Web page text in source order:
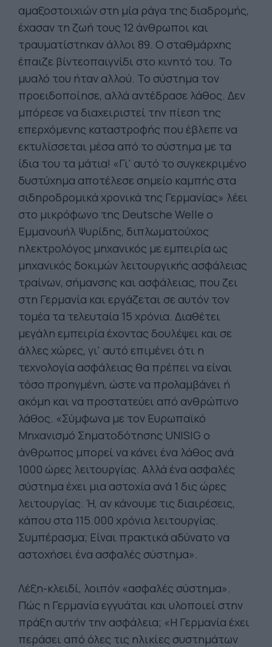
αμαξοστοιχιών στη μία ράγα της διαδρομής,
έχασαν τη ζωή τους 12 άνθρωποι και
τραυματίστηκαν άλλοι 89. Ο σταθμάρχης
έπαιζε βίντεοπαιγνίδι στο κινητό του. Το
μυαλό του ήταν αλλού. Το σύστημα τον
προειδοποίησε, αλλά αντέδρασε λάθος. Δεν
μπόρεσε να διαχειριστεί την πίεση της
επερχόμενης καταστροφής που έβλεπε να
εκτυλίσσεται μέσα από το σύστημα με τα
ίδια του τα μάτια! «Γι' αυτό το συγκεκριμένο
δυστύχημα αποτέλεσε σημείο καμπής στα
σιδηροδρομικά χρονικά της Γερμανίας» λέει
στο μικρόφωνο της Deutsche Welle o
Εμμανουήλ Ψυρίδης, διπλωματούχος
ηλεκτρολόγος μηχανικός με εμπειρία ως
μηχανικός δοκιμών λειτουργικής ασφάλειας
τραίνων, σήμανσης και ασφάλειας, που ζει
στη Γερμανία και εργάζεται σε αυτόν τον
τομέα τα τελευταία 15 χρόνια. Διαθέτει
μεγάλη εμπειρία έχοντας δουλέψει και σε
άλλες χώρες, γι' αυτό επιμένει ότι η
τεχνολογία ασφάλειας θα πρέπει να είναι
τόσο προηγμένη, ώστε να προλαμβάνει ή
ακόμη και να προστατεύει από ανθρώπινο
λάθος. «Σύμφωνα με τον Ευρωπαϊκό
Μηχανισμό Σηματοδότησης UNISIG ο
άνθρωπος μπορεί να κάνει ένα λάθος ανά
1000 ώρες λειτουργίας. Αλλά ένα ασφαλές
σύστημα έχει μια αστοχία ανά 1 δις ώρες
λειτουργίας. Ή, αν κάνουμε τις διαιρέσεις,
κάπου στα 115.000 χρόνια λειτουργίας.
Συμπέρασμα; Είναι πρακτικά αδύνατο να
αστοχήσει ένα ασφαλές σύστημα».
Λέξη-κλειδί, λοιπόν «ασφαλές σύστημα».
Πώς η Γερμανία εγγυάται και υλοποιεί στην
πράξη αυτήν την ασφάλεια; «Η Γερμανία έχει
περάσει από όλες τις ηλικίες συστημάτων